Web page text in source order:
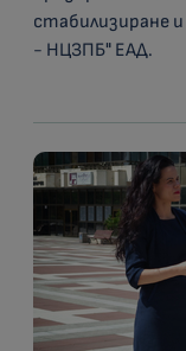
стабилизиране
- НЦЗПБ" ЕАД.